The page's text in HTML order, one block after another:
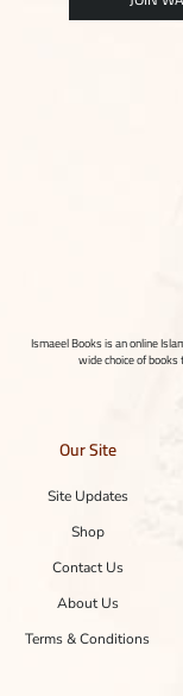
Ismaeel Books is an online
wide choice of
Our Site
Site Updates
Shop
Contact Us
About Us
Terms & Conditions